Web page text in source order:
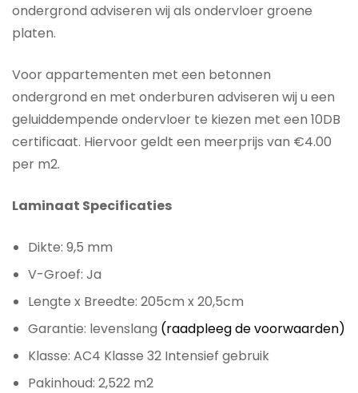
ondergrond adviseren wij als ondervloer groene
platen.
Voor appartementen met een betonnen
ondergrond en met onderburen adviseren wij u een
geluiddempende ondervloer te kiezen met een 10DB
certificaat. Hiervoor geldt een meerprijs van €4.00
per m2.
Laminaat Specificaties
Dikte: 9,5 mm
V-Groef: Ja
Lengte x Breedte: 205cm x 20,5cm
Garantie: levenslang (raadpleeg de voorwaarden)
Klasse: AC4 Klasse 32 Intensief gebruik
Pakinhoud: 2,522 m2